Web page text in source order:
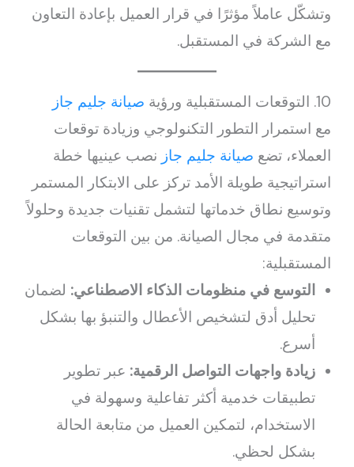
وتشكّل عاملاً مؤثرًا في قرار العميل بإعادة التعاون
مع الشركة في المستقبل.
10. التوقعات المستقبلية ورؤية
صيانة جليم جاز
مع استمرار التطور التكنولوجي وزيادة توقعات
العملاء، تضع صيانة جليم جاز نصب عينيها خطة
استراتيجية طويلة الأمد تركز على الابتكار المستمر
وتوسيع نطاق خدماتها لتشمل تقنيات جديدة وحلولاً
متقدمة في مجال الصيانة. من بين التوقعات
المستقبلية:
التوسع في منظومات الذكاء الاصطناعي: لضمان
تحليل أدق لتشخيص الأعطال والتنبؤ بها بشكل
أسرع.
زيادة واجهات التواصل الرقمية: عبر تطوير
تطبيقات خدمية أكثر تفاعلية وسهولة في
الاستخدام، لتمكين العميل من متابعة الحالة
بشكل لحظي.